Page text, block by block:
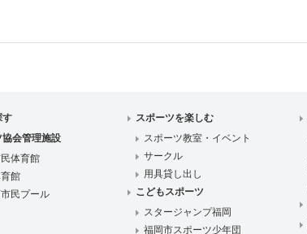
す
協会管理施設
体育館
館
民プール
スポーツを楽しむ
スポーツ教室・イベント
サークル
用具貸し出し
こどもスポーツ
スタージャンプ福岡
福岡市スポーツ少年団